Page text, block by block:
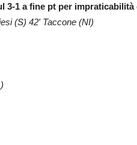
3-1 a fine pt per impraticabilità
(S) 42′ Taccone (NI)